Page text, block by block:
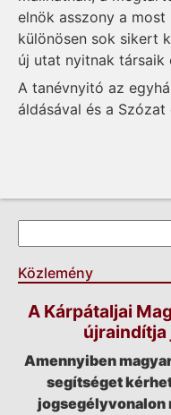
elnök asszony a
különösen sok sikert
új utat nyitnak társaik
A tanévnyitó az
áldásával és a
Keresés űrlap
Közlemény
A Kárpátaljai
újraindítja
Amennyiben
segítséget
jogsegélyvonalon